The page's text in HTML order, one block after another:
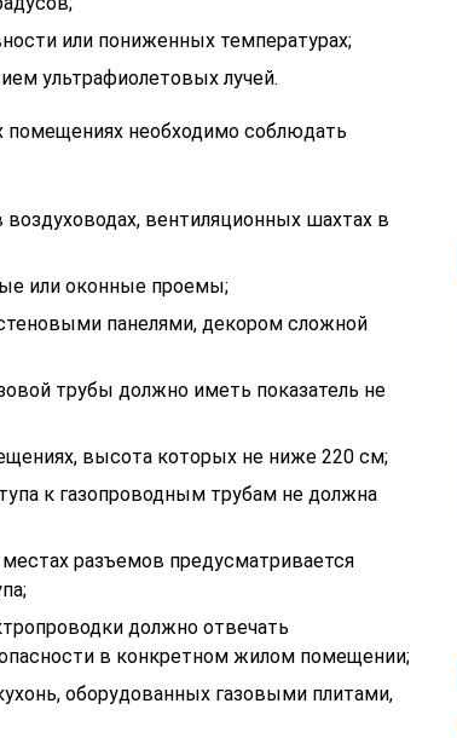
или пониженных температурах;
ультрафиолетовых лучей.
помещениях необходимо соблюдать
вентиляционных шахтах в
или оконные проемы;
панелями, декором сложной
трубы должно иметь показатель не
высота которых не ниже 220 см;
к газопроводным трубам не должна
разъемов предусматривается
должно отвечать
в конкретном жилом помещении;
оборудованных газовыми плитами,